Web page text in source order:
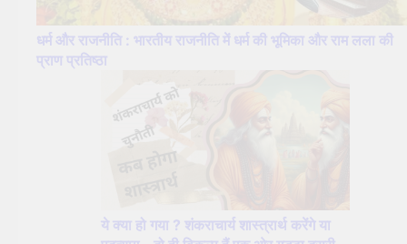
धर्म और राजनीति : भारतीय राजनीति में धर्म की भूमिका और राम लला की
प्राण प्रतिष्ठा
ये क्या हो गया ? शंकराचार्य शास्त्रार्थ करेंगे या